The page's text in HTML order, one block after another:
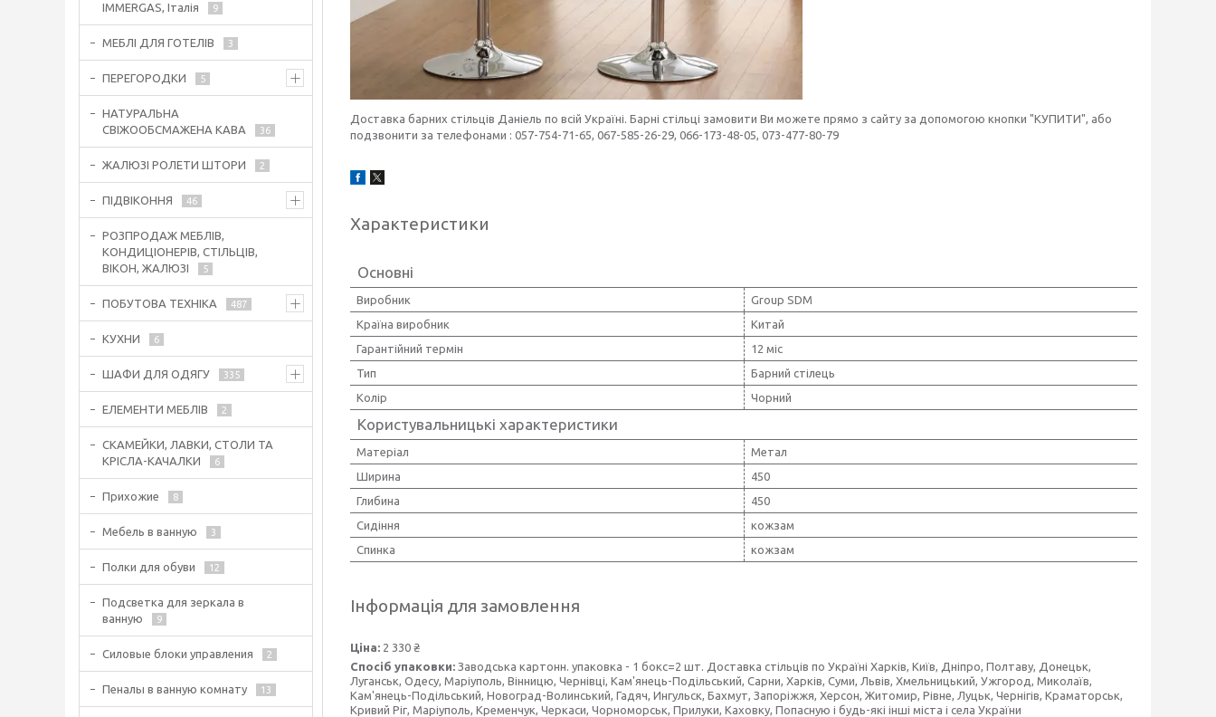
Доставка барних стільців Даніель по всій Україні. Барні стільці замовити Ви можете прямо з сайту за допомогою кнопки "КУПИТИ", або
подзвонити за телефонами : 057-754-71-65, 067-585-26-29, 066-173-48-05, 073-477-80-79
Характеристики
Основні
Виробник
Group SDM
Країна виробник
Китай
Гарантійний термін
12 міс
Тип
Барний стілець
Колір
Чорний
Користувальницькі характеристики
Матеріал
Метал
Ширина
450
Глибина
450
Сидіння
кожзам
Спинка
кожзам
Інформація для замовлення
Ціна: 2 330 ₴
Спосіб упаковки: Заводська картонн. упаковка - 1 бокс=2 шт. Доставка стільців по Україні Харків, Київ, Дніпро, Полтаву, Донецьк,
Луганськ, Одесу, Маріуполь, Вінницю, Чернівці, Кам'янець-Подільський, Сарни, Харків, Суми, Львів, Хмельницький, Ужгород, Миколаїв,
Кам'янець-Подільський, Новоград-Волинський, Гадяч, Ингульск, Бахмут, Запоріжжя, Херсон, Житомир, Рівне, Луцьк, Чернігів, Краматорськ,
Кривий Ріг, Маріуполь, Кременчук, Черкаси, Чорноморськ, Прилуки, Каховку, Попасную і будь-які інші міста і села України
IMMERGAS, Італія
9
МЕБЛІ ДЛЯ ГОТЕЛІВ 3
ПЕРЕГОРОДКИ 5
НАТУРАЛЬНА
СВІЖООБСМАЖЕНА КАВА
36
ЖАЛЮЗІ РОЛЕТИ ШТОРИ 2
ПІДВІКОННЯ 46
РОЗПРОДАЖ МЕБЛІВ,
КОНДИЦІОНЕРІВ, СТІЛЬЦІВ,
ВІКОН, ЖАЛЮЗІ
5
ПОБУТОВА ТЕХНІКА 487
КУХНИ 6
ШАФИ ДЛЯ ОДЯГУ 335
ЕЛЕМЕНТИ МЕБЛІВ 2
СКАМЕЙКИ, ЛАВКИ, СТОЛИ ТА
КРІСЛА-КАЧАЛКИ
6
Прихожие 8
Мебель в ванную 3
Полки для обуви 12
Подсветка для зеркала в
ванную
9
Силовые блоки управления 2
Пеналы в ванную комнату 13